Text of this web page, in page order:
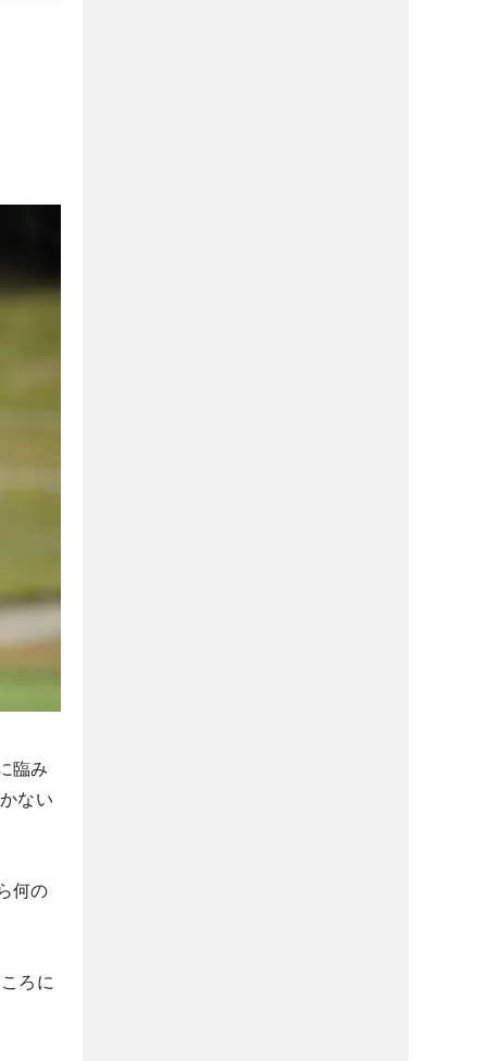
臨み
ない
何の
ろに